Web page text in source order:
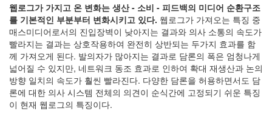
웹로그가 가지고 온 변화는 생산 - 소비 - 피드백의 미디어 순환구조
를 기본적인 부분부터 변화시키고 있다. 웹로그가 가져오는 특징 중
매스미디어로서의 진입장벽이 낮아지는 결과와 의사 소통의 속도가
빨라지는 결과는 상호작용하여 완전히 상반되는 두가지 효과를 함
께 가져오게 된다. 발의자가 많아지는 결과로 담론의 폭은 엄청나게
넓어질 수 있지만, 네트워크 동조 효과로 인하여 확대 재생산과 논의
방향 일치의 속도가 훨씬 빨라진다. 다양한 담론을 허용하면서도 담
론에 대한 의사 시스템 전체의 의견이 순식간에 고정되기 쉬운 특징
이 현재 웹로그의 특징이다.
꿈
디
워
의
욕
상
실
1.7
신